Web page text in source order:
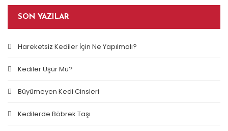
SON YAZILAR
Hareketsiz Kediler İçin Ne Yapılmalı?
Kediler Üşür Mü?
Büyümeyen Kedi Cinsleri
Kedilerde Böbrek Taşı